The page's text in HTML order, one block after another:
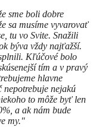
sme boli dobre
sa musíme vyvarovať
tu vo Svite. Snažili
býva vždy najťažší.
Kľúčové bolo
tím a v pravý
hlavne
nepotrebuje nejakú
to môže byť len
a ak nám bude
my."